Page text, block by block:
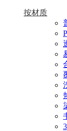
按材质